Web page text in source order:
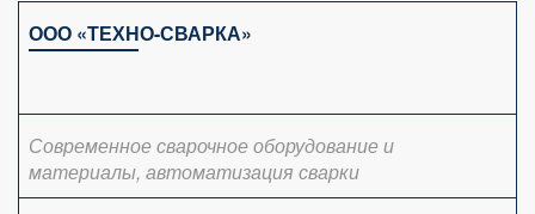
ООО «ТЕХНО-СВАРКА»
Современное сварочное оборудование и
материалы, автоматизация сварки